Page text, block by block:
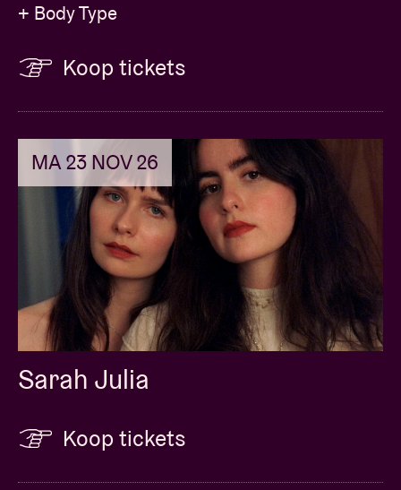
+ Body Type
Koop tickets
MA 23 NOV 26
Sarah Julia
Koop tickets